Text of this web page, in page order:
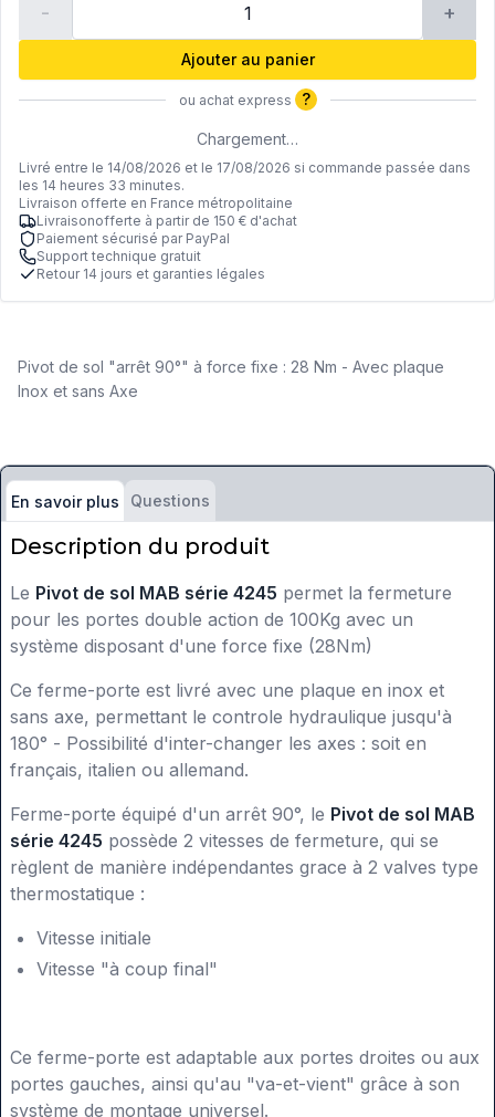
- +
Ajouter au panier
ou achat express ?
Chargement…
Livré entre le 14/08/2026 et le 17/08/2026 si commande passée dans
les 14 heures 33 minutes.
Livraison offerte en France métropolitaine
Livraisonofferte à partir de 150 € d'achat
Paiement sécurisé par PayPal
Support technique gratuit
Retour 14 jours et garanties légales
Pivot de sol "arrêt 90°" à force fixe : 28 Nm - Avec plaque
Inox et sans Axe
En savoir plus Questions
Description du produit
Le Pivot de sol MAB série 4245 permet la fermeture
pour les portes double action de 100Kg avec un
système disposant d'une force fixe (28Nm)
Ce ferme-porte est livré avec une plaque en inox et
sans axe, permettant le controle hydraulique jusqu'à
180° - Possibilité d'inter-changer les axes : soit en
français, italien ou allemand.
Ferme-porte équipé d'un arrêt 90°, le Pivot de sol MAB
série 4245 possède 2 vitesses de fermeture, qui se
règlent de manière indépendantes grace à 2 valves type
thermostatique :
Vitesse initiale
Vitesse "à coup final"
Ce ferme-porte est adaptable aux portes droites ou aux
portes gauches, ainsi qu'au "va-et-vient" grâce à son
système de montage universel.